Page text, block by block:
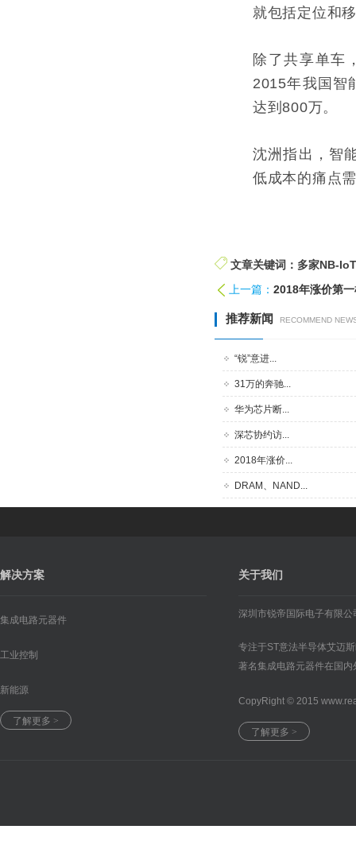
就包括定位和
除了共享单车
2015年我国智
达到800万。
沈洲指出，智
低成本的痛点
文章关键词：多家NB-
上一篇： 2018年涨价第
推荐新闻 RECOMMEND
“锐”意进...
31万的奔驰...
华为芯片断...
深芯协约访...
2018年涨价...
DRAM、NAND...
解决方案
集成电路元器件
工业控制
新能源
了解更多 >
关于我们
深圳市锐帝国际电子有限公
专注于ST意法半导体艾迈
著名集成电路元器件在国内
CopyRight © 2015
了解更多 >